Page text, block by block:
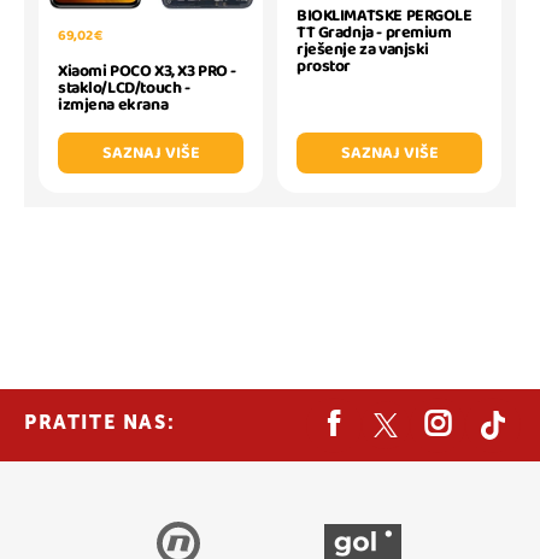
69,02 €
Xiaomi POCO X3, X3 PRO -
staklo/LCD/touch -
izmjena ekrana
SAZNAJ VIŠE
BIOKLIMATSKE PERGOLE
TT Gradnja - premium
rješenje za vanjski
prostor
SAZNAJ VIŠE
PRATITE NAS: